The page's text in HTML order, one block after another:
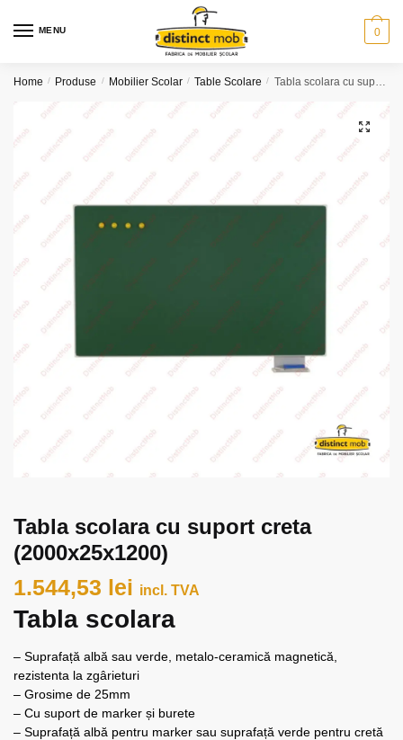
MENU 0
Home / Produse / Mobilier Scolar / Table Scolare / Tabla scolara cu suport creta (2000x25x1200)
🔍
Tabla scolara cu suport creta
(2000x25x1200)
1.544,53 lei incl. TVA
Tabla scolara
– Suprafață albă sau verde, metalo-ceramică magnetică,
rezistenta la zgârieturi
– Grosime de 25mm
– Cu suport de marker și burete
– Suprafață albă pentru marker sau suprafață verde pentru cretă